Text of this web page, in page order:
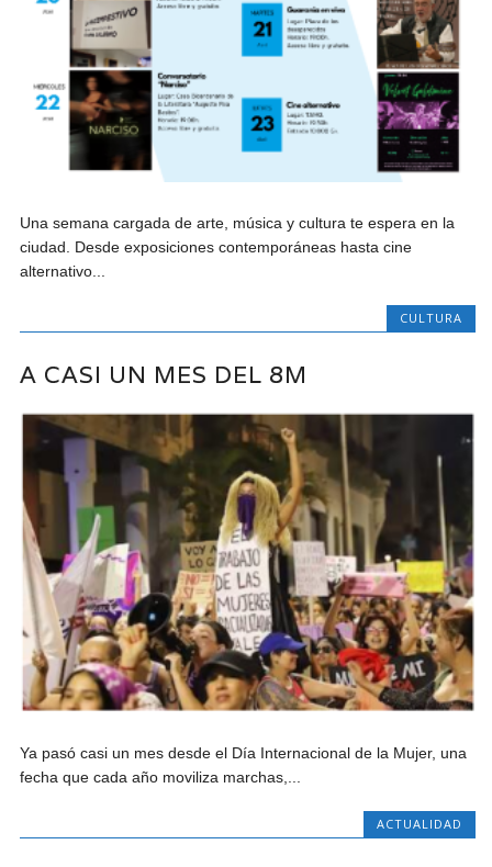
Una semana cargada de arte, música y cultura te espera en la
ciudad. Desde exposiciones contemporáneas hasta cine
alternativo...
CULTURA
A CASI UN MES DEL 8M
Ya pasó casi un mes desde el Día Internacional de la Mujer, una
fecha que cada año moviliza marchas,...
ACTUALIDAD